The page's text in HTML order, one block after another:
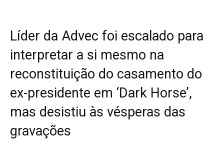
Líder da Advec foi escalado para
interpretar a si mesmo na
reconstituição do casamento do
ex-presidente em ‘Dark Horse’,
mas desistiu às vésperas das
gravações